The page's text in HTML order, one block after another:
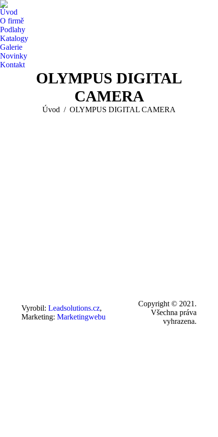
Úvod
O firmě
Podlahy
Katalogy
Galerie
Novinky
Kontakt
OLYMPUS DIGITAL
CAMERA
You are here:
Úvod OLYMPUS DIGITAL CAMERA
Vyrobil: Leadsolutions.cz,
Marketing: Marketingwebu
Copyright © 2021.
Všechna práva
vyhrazena.